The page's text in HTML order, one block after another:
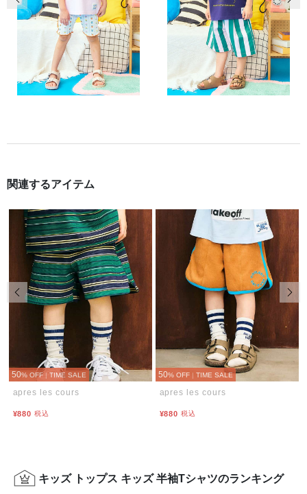
関連するアイテム
50% OFF | TIME SALE
apres les cours
¥880 税込
50% OFF | TIME SALE
apres les cours
¥880 税込
前の画像 次
キッズ トップス キッズ 半袖Tシャツのランキング